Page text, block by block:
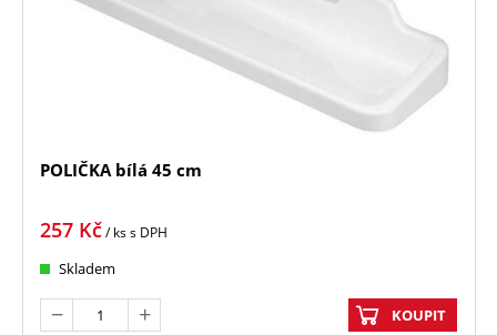
POLIČKA bílá 45 cm
257 Kč/ kss DPH
Skladem
KOUPIT